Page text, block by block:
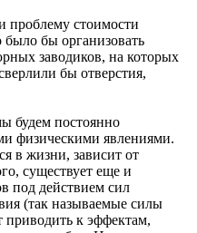
проблему стоимости
бы организовать
заводиков, на которых
бы отверстия,
будем постоянно
физическими явлениями.
в жизни, зависит от
существует еще и
под действием сил
(так называемые силы
приводить к эффектам,